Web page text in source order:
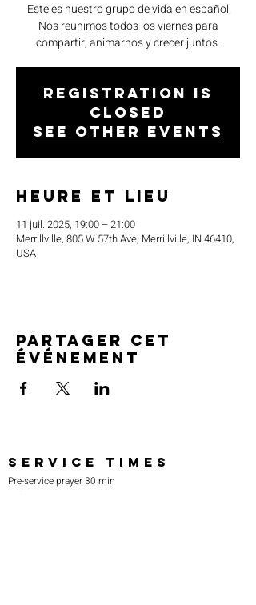
¡Este es nuestro grupo de vida en español!
Nos reunimos todos los viernes para
compartir, animarnos y crecer juntos.
Registration is
closed
See other events
Heure et lieu
11 juil. 2025, 19:00 – 21:00
Merrillville, 805 W 57th Ave, Merrillville, IN 46410,
USA
Partager cet
événement
SERVICE TIMES
Pre-service prayer 30 min